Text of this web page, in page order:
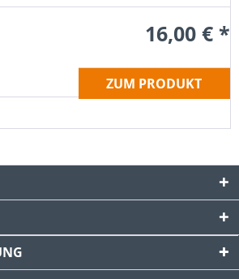
16,00 € *
ZUM PRODUKT